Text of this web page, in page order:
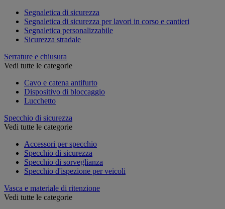
Segnaletica di sicurezza
Segnaletica di sicurezza per lavori in corso e cantieri
Segnaletica personalizzabile
Sicurezza stradale
Serrature e chiusura
Vedi tutte le categorie
Cavo e catena antifurto
Dispositivo di bloccaggio
Lucchetto
Specchio di sicurezza
Vedi tutte le categorie
Accessori per specchio
Specchio di sicurezza
Specchio di sorveglianza
Specchio d'ispezione per veicoli
Vasca e materiale di ritenzione
Vedi tutte le categorie